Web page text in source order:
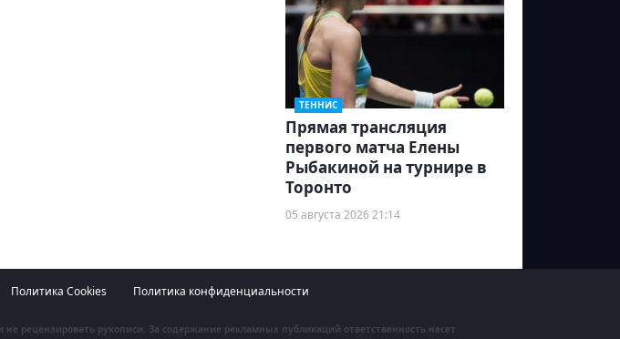
ТЕННИС
Прямая трансляция
первого матча Елены
Рыбакиной на турнире в
Торонто
05 августа 2026 21:14
Политика Cookies Политика конфиденциальности
рецензировать рукописи. За содержание рекламных публикаций ответственность несет